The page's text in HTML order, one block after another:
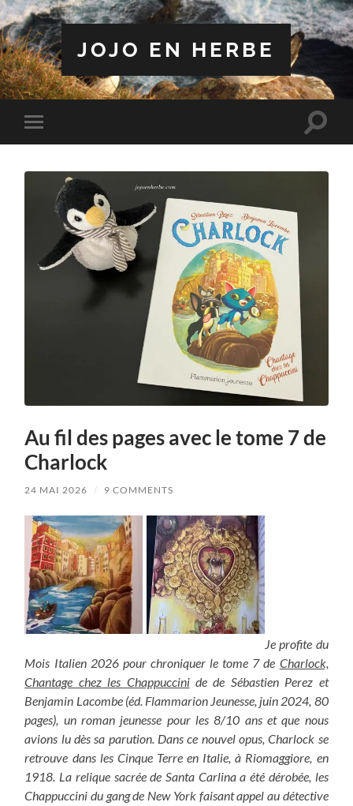
JOJO EN HERBE
Toggle
mobile
Toggle
Au fil des pages avec le tome 7 de
Charlock
24 MAI 2026 / 9 COMMENTS
Je profite du
Mois Italien 2026 pour chroniquer le tome 7 de Charlock,
Chantage chez les Chappuccinidede Sébastien Perez et
Benjamin Lacombe (éd. Flammarion Jeunesse, juin 2024, 80
pages), un roman jeunesse pour les 8/10 ans et que nous
avions lu dès sa parution. Dans ce nouvel opus, Charlock se
retrouve dans les Cinque Terre en Italie, à Riomaggiore, en
1918. La relique sacrée de Santa Carlina a été dérobée, les
Chappuccini du gang de New York faisant appel au détective